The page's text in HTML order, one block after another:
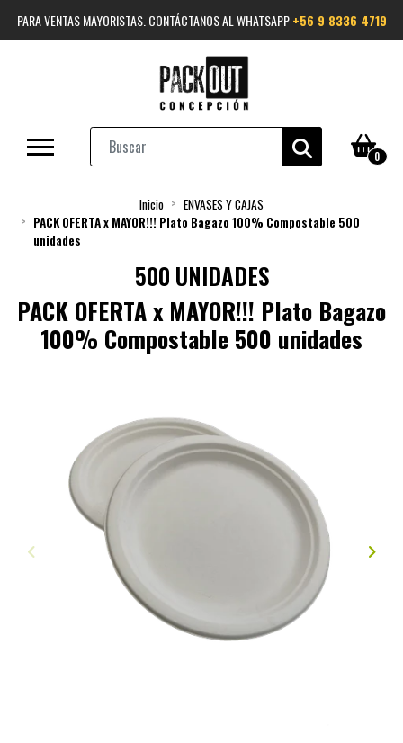
PARA VENTAS MAYORISTAS. CONTÁCTANOS AL WHATSAPP+56 9 8336 4719
0
Inicio
ENVASES Y CAJAS
PACK OFERTA x MAYOR!!! Plato Bagazo 100% Compostable 500
unidades
500 UNIDADES
PACK OFERTA x MAYOR!!! Plato Bagazo
100% Compostable 500 unidades